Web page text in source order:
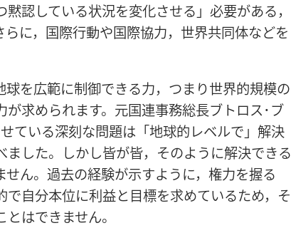
認している状況を変化させる」必要がある，
らに，国際行動や国際協力，世界共同体などを
を広範に制御できる力，つまり世界的規模の
が求められます。元国連事務総長ブトロス･ブ
ている深刻な問題は「地球的レベルで」解決
ました。しかし皆が皆，そのように解決できる
せん。過去の経験が示すように，権力を握る
自分本位に利益と目標を求めているため，そ
はできません。